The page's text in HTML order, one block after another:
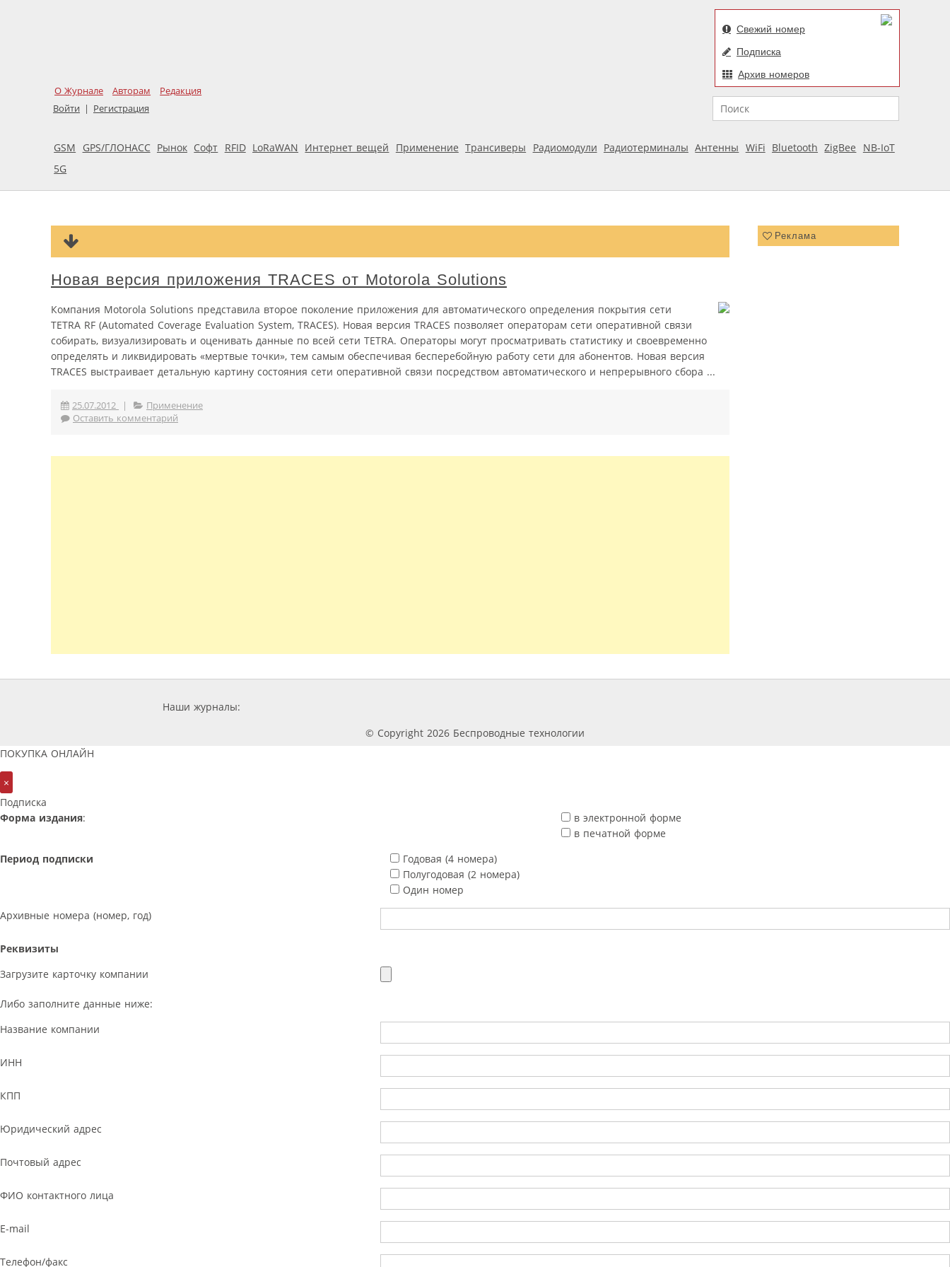
О Журнале Авторам
Редакция
Войти | Регистрация
Свежий номер
Подписка
Архив номеров
Поиск
GSM GPS/ГЛОНАСС Рынок Софт RFID LoRaWAN Интернет вещей Применение Трансиверы Радиомодули Радиотерминалы Антенны WiFi Bluetooth ZigBee
NB-IoT
5G
Реклама
Новая версия приложения TRACES от Motorola Solutions
Компания Motorola Solutions представила второе поколение приложения для автоматического определения покрытия сети
TETRA RF (Automated Coverage Evaluation System, TRACES). Новая версия TRACES позволяет операторам сети оперативной связи
собирать, визуализировать и оценивать данные по всей сети TETRA. Операторы могут просматривать статистику и своевременно
определять и ликвидировать «мертвые точки», тем самым обеспечивая бесперебойную работу сети для абонентов. Новая версия
TRACES выстраивает детальную картину состояния сети оперативной связи посредством автоматического и непрерывного сбора ...
25.07.2012 |
Применение
Оставить комментарий
Наши журналы:
© Copyright 2026 Беспроводные технологии
ПОКУПКА ОНЛАЙН
×
Подписка
Форма издания:
в электронной форме
в печатной форме
Период подписки
Годовая (4 номера)
Полугодовая (2 номера)
Один номер
Архивные номера (номер, год)
Реквизиты
Загрузите карточку компании
Либо заполните данные ниже:
Название компании
ИНН
КПП
Юридический адрес
Почтовый адрес
ФИО контактного лица
E-mail
Телефон/факс